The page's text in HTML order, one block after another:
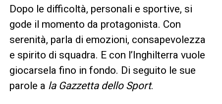
Dopo le difficoltà, personali e sportive, si
gode il momento da protagonista. Con
serenità, parla di emozioni, consapevolezza
e spirito di squadra. E con l’Inghilterra vuole
giocarsela fino in fondo. Di seguito le sue
parole a la Gazzetta dello Sport.